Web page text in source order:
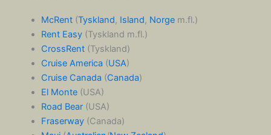
McRent(Tyskland, Island, Norgem.fl.)
Rent Easy(Tyskland m.fl.)
CrossRent(Tyskland)
Cruise America (USA)
Cruise Canada (Canada)
El Monte(USA)
Road Bear(USA)
Fraserway (Canada)